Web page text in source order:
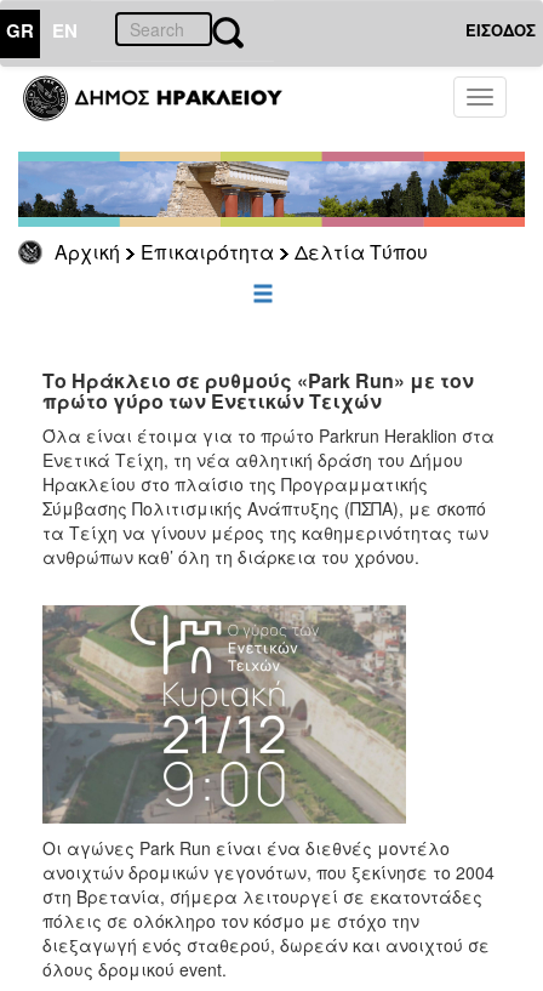
GR EN ΕΙΣΟΔΟΣ
Toggle
Αρχική Επικαιρότητα Δελτία Τύπου
ΕΠΙΚΑΙΡΟΤΗΤΑ
Τύπου
Αρχείο
ΕΠΙΣΚΕΠΤΗΣ
ΗΡΑΚΛΕΙΟ
Το Ηράκλειο σε ρυθμούς «Park Run» με τον
πρώτο γύρο των Ενετικών Τειχών
Όλα είναι έτοιμα για το πρώτο Parkrun Heraklion στα
Ενετικά Τείχη, τη νέα αθλητική δράση του Δήμου
Ηρακλείου στο πλαίσιο της Προγραμματικής
Σύμβασης Πολιτισμικής Ανάπτυξης (ΠΣΠΑ), με σκοπό
τα Τείχη να γίνουν μέρος της καθημερινότητας των
ανθρώπων καθ’ όλη τη διάρκεια του χρόνου.
Οι αγώνες Park Run είναι ένα διεθνές μοντέλο
ανοιχτών δρομικών γεγονότων, που ξεκίνησε το 2004
στη Βρετανία, σήμερα λειτουργεί σε εκατοντάδες
πόλεις σε ολόκληρο τον κόσμο με στόχο την
διεξαγωγή ενός σταθερού, δωρεάν και ανοιχτού σε
όλους δρομικού event.